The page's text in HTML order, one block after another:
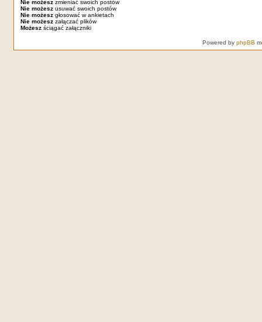
Nie możeszzmieniać swoich postów
Nie możeszusuwać swoich postów
Nie możeszgłosować w ankietach
Nie możeszzałączać plików
Możeszściągać załączniki
Powered by phpBB